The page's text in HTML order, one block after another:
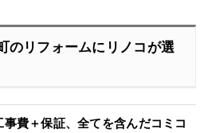
のリフォームにリノコが選
事費＋保証、全てを含んだコミコ